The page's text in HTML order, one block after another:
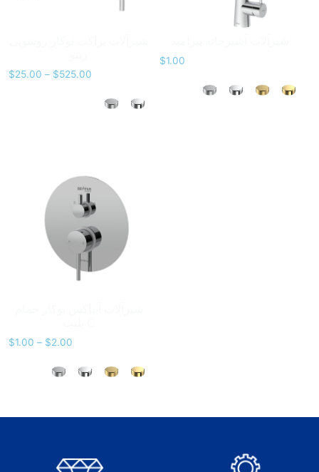
$25.00 – $525.00
$1.00
$1.00 – $2.00